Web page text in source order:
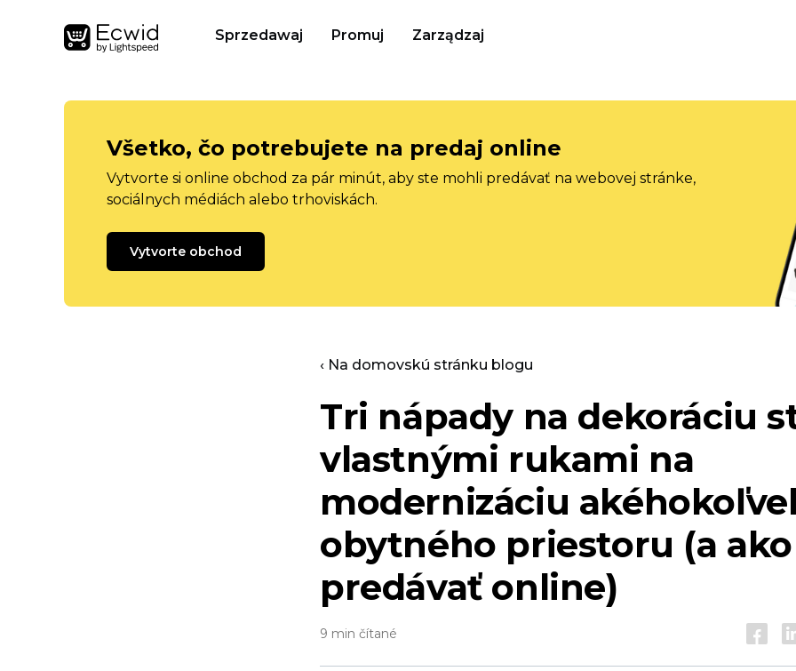
Sprzedawaj Promuj Zarządzaj
Všetko, čo potrebujete na predaj online
Vytvorte si online obchod za pár minút, aby ste mohli predávať na webovej stránke,
sociálnych médiách alebo trhoviskách.
Vytvorte obchod
‹ Na domovskú stránku blogu
Tri nápady na dekoráciu
vlastnými rukami na
modernizáciu
obytného priestoru (a
predávať online)
9 min čítané